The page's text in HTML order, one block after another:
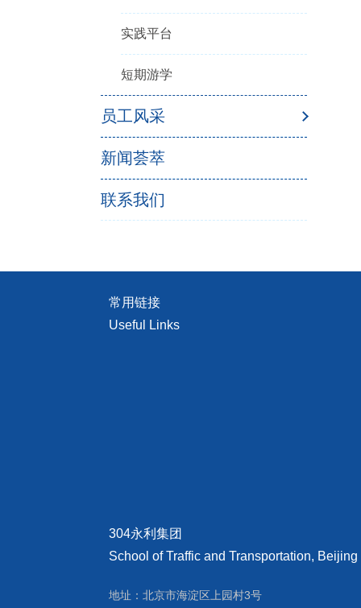
实践平台
短期游学
员工风采
新闻荟萃
联系我们
常用链接
Useful Links
304永利集团
School of Traffic and Transportation,
地址：北京市海淀区上园村3号